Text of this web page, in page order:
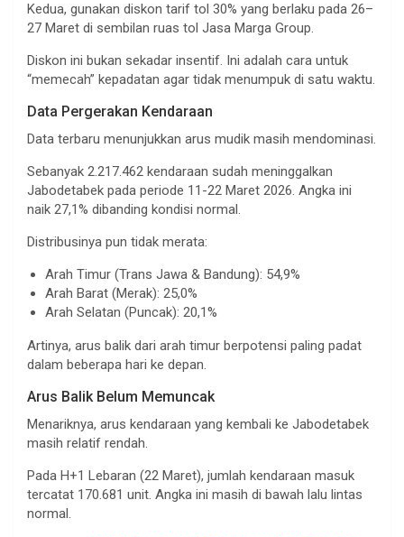
Kedua, gunakan diskon tarif tol 30% yang berlaku pada 26–
27 Maret di sembilan ruas tol Jasa Marga Group.
Diskon ini bukan sekadar insentif. Ini adalah cara untuk
“memecah” kepadatan agar tidak menumpuk di satu waktu.
Data Pergerakan Kendaraan
Data terbaru menunjukkan arus mudik masih mendominasi.
Sebanyak 2.217.462 kendaraan sudah meninggalkan
Jabodetabek pada periode 11-22 Maret 2026. Angka ini
naik 27,1% dibanding kondisi normal.
Distribusinya pun tidak merata:
Arah Timur (Trans Jawa & Bandung): 54,9%
Arah Barat (Merak): 25,0%
Arah Selatan (Puncak): 20,1%
Artinya, arus balik dari arah timur berpotensi paling padat
dalam beberapa hari ke depan.
Arus Balik Belum Memuncak
Menariknya, arus kendaraan yang kembali ke Jabodetabek
masih relatif rendah.
Pada H+1 Lebaran (22 Maret), jumlah kendaraan masuk
tercatat 170.681 unit. Angka ini masih di bawah lalu lintas
normal.